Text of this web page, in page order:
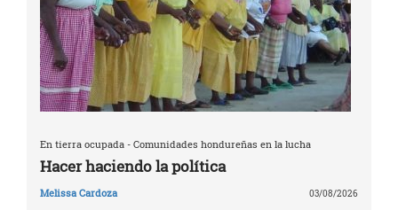
En tierra ocupada - Comunidades hondureñas en la lucha
Hacer haciendo la política
Melissa Cardoza 03/08/2026